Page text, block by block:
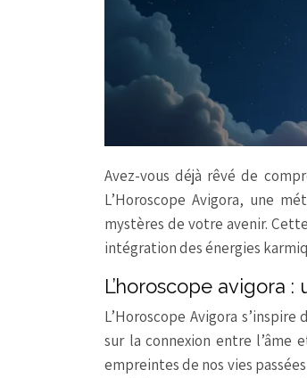
Avez-vous déjà rêvé de
L’Horoscope Avigora, une
mystères de votre avenir.
intégration des énergies
L’horoscope avigora
L’Horoscope Avigora
sur la connexion entre l’âme
empreintes de nos vies